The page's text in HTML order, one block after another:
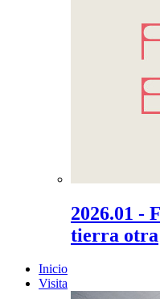
2026.01 -
tierra otra
Inicio
Visita